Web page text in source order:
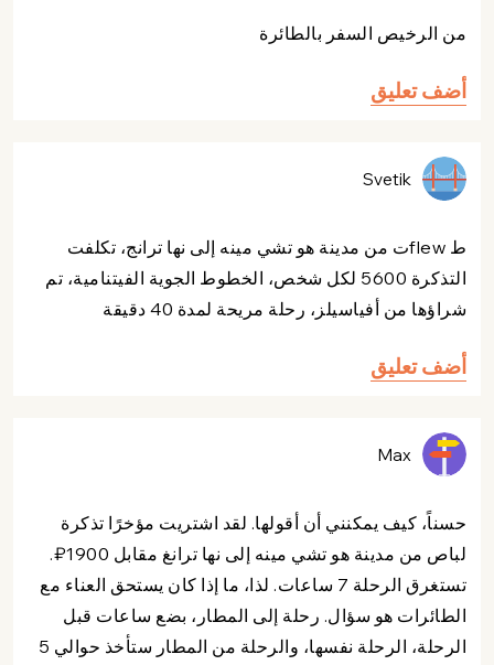
من الرخيص السفر بالطائرة
أضف تعليق
Svetik
ط flewت من مدينة هو تشي مينه إلى نها ترانج، تكلفت
التذكرة 5600 لكل شخص، الخطوط الجوية الفيتنامية، تم
شراؤها من أفياسيلز، رحلة مريحة لمدة 40 دقيقة
أضف تعليق
Max
حسناً، كيف يمكنني أن أقولها. لقد اشتريت مؤخرًا تذكرة
لباص من مدينة هو تشي مينه إلى نها ترانغ مقابل 1900₽.
تستغرق الرحلة 7 ساعات. لذا، ما إذا كان يستحق العناء مع
الطائرات هو سؤال. رحلة إلى المطار، بضع ساعات قبل
الرحلة، الرحلة نفسها، والرحلة من المطار ستأخذ حوالي 5